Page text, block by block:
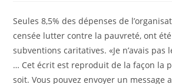
Seules 8,5% des dépenses de
censée lutter contre la pauvreté, ont
subventions caritatives. «Je n’avais pas
… Cet écrit est reproduit de la façon la
soit. Vous pouvez envoyer un message